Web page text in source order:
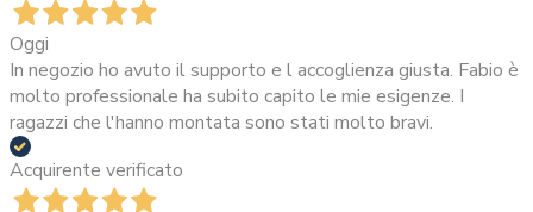
Oggi
In negozio ho avuto il supporto e l accoglienza giusta. Fabio è
molto professionale ha subito capito le mie esigenze. I
ragazzi che l'hanno montata sono stati molto bravi.
Acquirente verificato